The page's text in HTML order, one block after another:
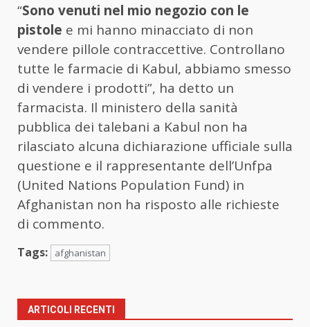
“Sono venuti nel mio negozio con le
pistole e mi hanno minacciato di non
vendere pillole contraccettive. Controllano
tutte le farmacie di Kabul, abbiamo smesso
di vendere i prodotti”, ha detto un
farmacista. Il ministero della sanità
pubblica dei talebani a Kabul non ha
rilasciato alcuna dichiarazione ufficiale sulla
questione e il rappresentante dell’Unfpa
(United Nations Population Fund) in
Afghanistan non ha risposto alle richieste
di commento.
Tags: afghanistan
ARTICOLI RECENTI